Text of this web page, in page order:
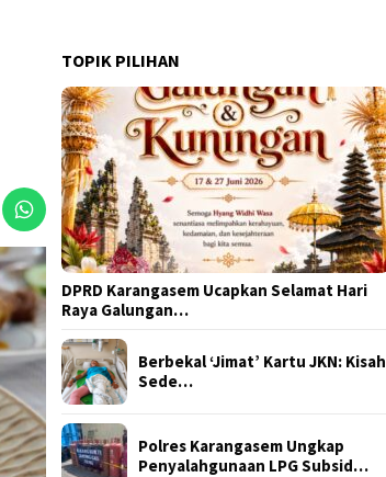
TOPIK PILIHAN
DPRD Karangasem Ucapkan Selamat Hari
Raya Galungan…
Berbekal ‘Jimat’ Kartu JKN: Kisah
Sede…
Polres Karangasem Ungkap
Penyalahgunaan LPG Subsid…